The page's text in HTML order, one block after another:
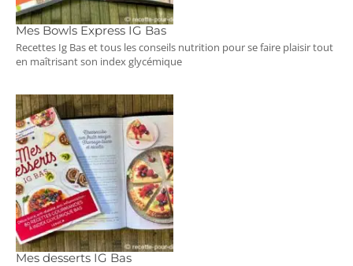
Mes Bowls Express IG Bas
Recettes Ig Bas et tous les conseils nutrition pour se faire plaisir tout
en maîtrisant son index glycémique
Mes desserts IG Bas